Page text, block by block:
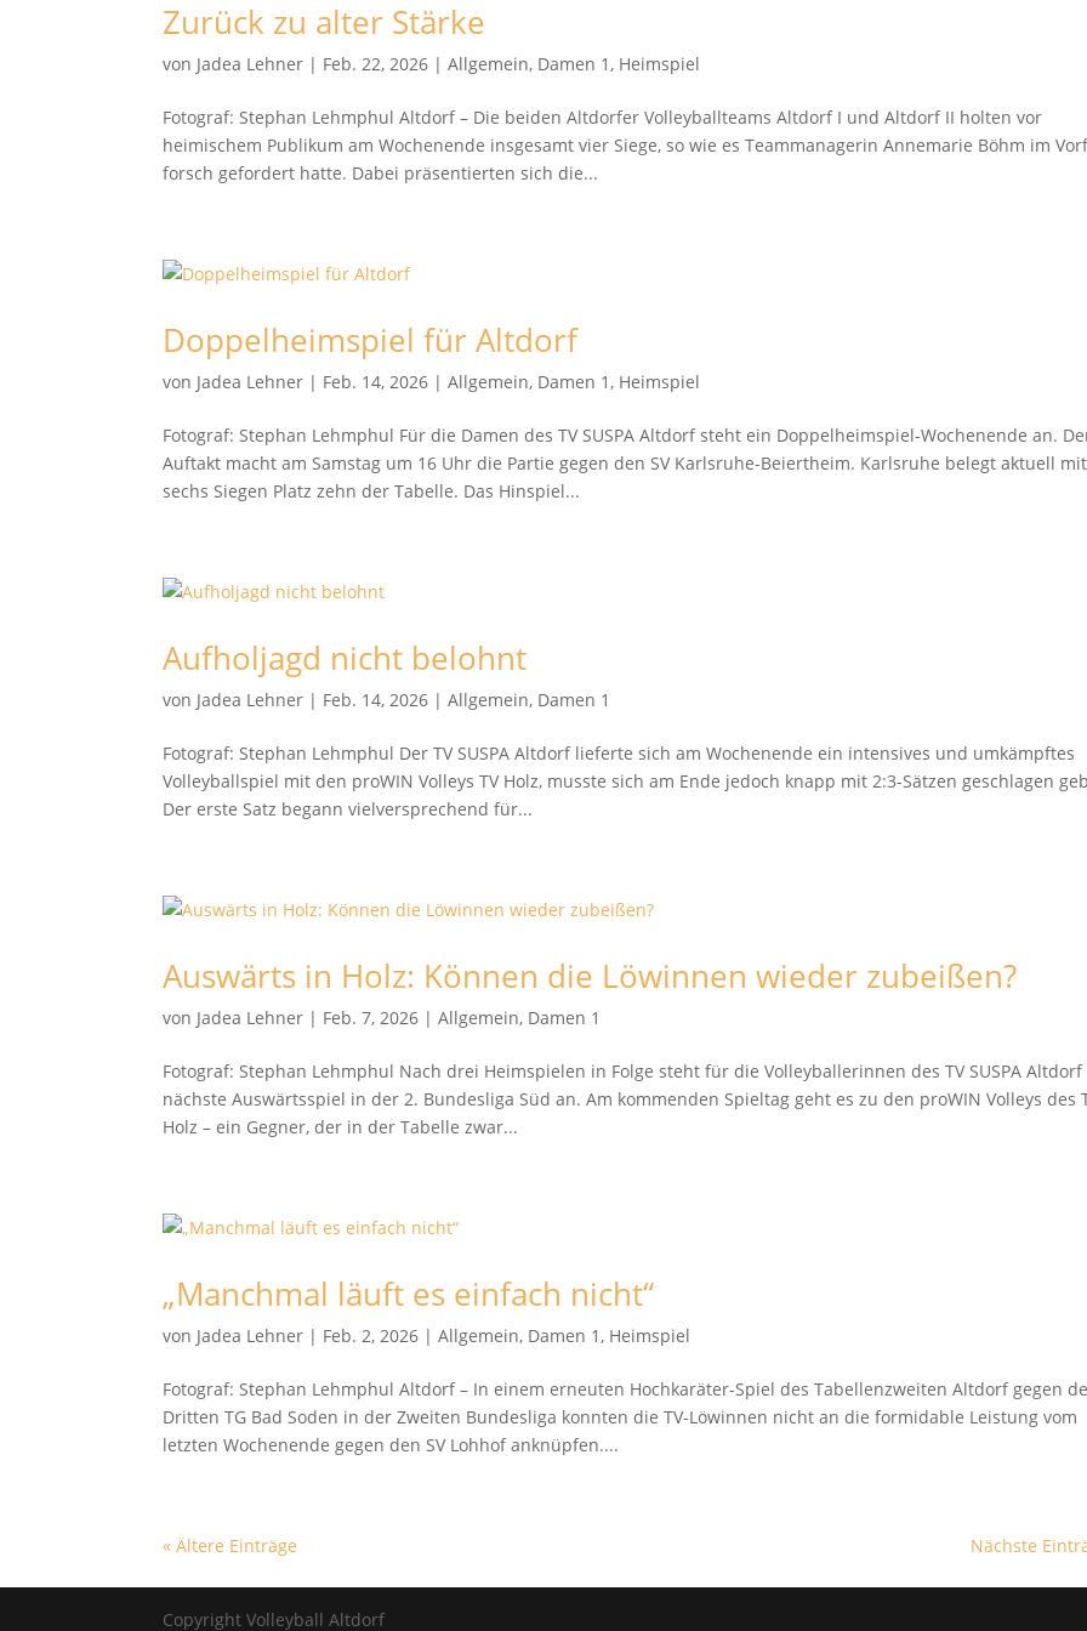
Zurück zu alter Stärke
von Jadea Lehner | Feb. 22, 2026 |Allgemein, Damen 1, Heimspiel
Fotograf: Stephan Lehmphul Altdorf – Die beiden Altdorfer Volleyballteams Altdorf I und Altdorf II holten vor
heimischem Publikum am Wochenende insgesamt vier Siege, so wie es Teammanagerin Annemarie Böhm im
forsch gefordert hatte. Dabei präsentierten sich die...
Doppelheimspiel für Altdorf
von Jadea Lehner | Feb. 14, 2026 |Allgemein, Damen 1, Heimspiel
Fotograf: Stephan Lehmphul Für die Damen des TV SUSPA Altdorf steht ein Doppelheimspiel-Wochenende an.
Auftakt macht am Samstag um 16 Uhr die Partie gegen den SV Karlsruhe-Beiertheim. Karlsruhe belegt aktuell mit
sechs Siegen Platz zehn der Tabelle. Das Hinspiel...
Aufholjagd nicht belohnt
von Jadea Lehner | Feb. 14, 2026 |Allgemein, Damen 1
Fotograf: Stephan Lehmphul Der TV SUSPA Altdorf lieferte sich am Wochenende ein intensives und umkämpftes
Volleyballspiel mit den proWIN Volleys TV Holz, musste sich am Ende jedoch knapp mit 2:3-Sätzen geschlagen
Der erste Satz begann vielversprechend für...
Auswärts in Holz: Können die Löwinnen wieder zubeißen?
von Jadea Lehner | Feb. 7, 2026 |Allgemein, Damen 1
Fotograf: Stephan Lehmphul Nach drei Heimspielen in Folge steht für die Volleyballerinnen des TV SUSPA Altdorf
nächste Auswärtsspiel in der 2. Bundesliga Süd an. Am kommenden Spieltag geht es zu den proWIN Volleys des
Holz – ein Gegner, der in der Tabelle zwar...
„Manchmal läuft es einfach nicht“
von Jadea Lehner | Feb. 2, 2026 |Allgemein, Damen 1, Heimspiel
Fotograf: Stephan Lehmphul Altdorf – In einem erneuten Hochkaräter-Spiel des Tabellenzweiten Altdorf gegen
Dritten TG Bad Soden in der Zweiten Bundesliga konnten die TV-Löwinnen nicht an die formidable Leistung vom
letzten Wochenende gegen den SV Lohhof anknüpfen....
« Ältere Einträge Nächste
Copyright Volleyball Altdorf